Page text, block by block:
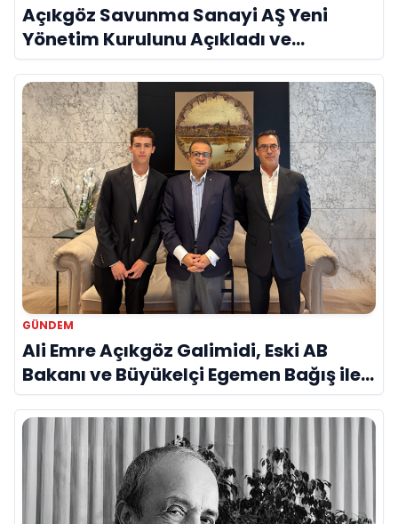
Açıkgöz Savunma Sanayi AŞ Yeni
Yönetim Kurulunu Açıkladı ve
Savunma Sanayinde Küresel Vizyon
Vurgusu
GÜNDEM
Ali Emre Açıkgöz Galimidi, Eski AB
Bakanı ve Büyükelçi Egemen Bağış ile
Bir Araya Geldi